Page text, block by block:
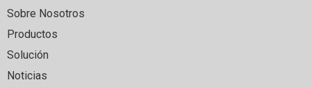
Sobre Nosotros
Productos
Solución
Noticias